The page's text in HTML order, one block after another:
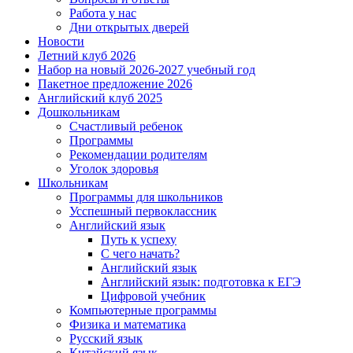
Работа у нас
Дни открытых дверей
Новости
Летний клуб 2026
Набор на новый 2026-2027 учебный год
Пакетное предложение 2026
Английский клуб 2025
Дошкольникам
Счастливый ребенок
Программы
Рекомендации родителям
Уголок здоровья
Школьникам
Программы для школьников
Усспешный первоклассник
Английский язык
Путь к успеху
С чего начать?
Английский язык
Английский язык: подготовка к ЕГЭ
Цифровой учебник
Компьютерные программы
Физика и математика
Русский язык